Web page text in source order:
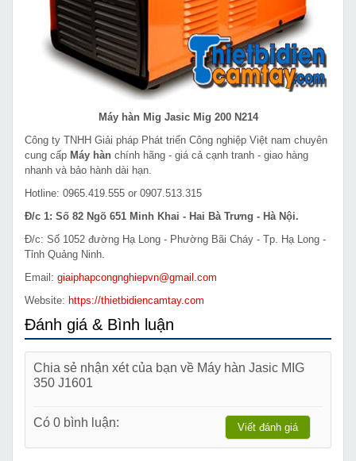
Máy hàn Mig Jasic Mig 200 N214
Công ty TNHH Giải pháp Phát triển Công nghiệp Việt nam chuyên
cung cấp Máy hàn chính hãng - giá cả cạnh tranh - giao hàng
nhanh và bảo hành dài hạn.
Hotline: 0965.419.555 or 0907.513.315
Đ/c 1: Số 82 Ngõ 651 Minh Khai - Hai Bà Trưng - Hà Nội.
Đ/c: Số 1052 đường Hạ Long - Phường Bãi Cháy - Tp. Hạ Long -
Tỉnh Quảng Ninh.
Email: giaiphapcongnghiepvn@gmail.com
Website: https://thietbidiencamtay.com
Đánh giá & Bình luận
Chia sẻ nhận xét của bạn về Máy hàn Jasic MIG
350 J1601
Có 0 bình luận: Viết đánh giá